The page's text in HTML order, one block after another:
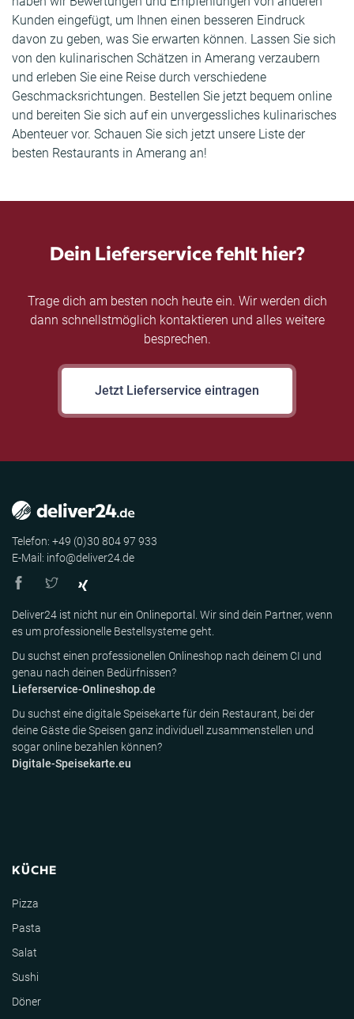
Kunden eingefügt, um Ihnen einen besseren Eindruck
davon zu geben, was Sie erwarten können. Lassen Sie sich
von den kulinarischen Schätzen in Amerang verzaubern
und erleben Sie eine Reise durch verschiedene
Geschmacksrichtungen. Bestellen Sie jetzt bequem online
und bereiten Sie sich auf ein unvergessliches kulinarisches
Abenteuer vor. Schauen Sie sich jetzt unsere Liste der
besten Restaurants in Amerang an!
Dein Lieferservice fehlt hier?
Trage dich am besten noch heute ein. Wir werden dich
dann schnellstmöglich kontaktieren und alles weitere
besprechen.
Jetzt Lieferservice eintragen
Telefon: +49 (0)30 804 97 933
E-Mail: info@deliver24.de
Deliver24 ist nicht nur ein Onlineportal. Wir sind dein Partner, wenn
es um professionelle Bestellsysteme geht.
Du suchst einen professionellen Onlineshop nach deinem CI und
genau nach deinen Bedürfnissen?
Lieferservice-Onlineshop.de
Du suchst eine digitale Speisekarte für dein Restaurant, bei der
deine Gäste die Speisen ganz individuell zusammenstellen und
sogar online bezahlen können?
Digitale-Speisekarte.eu
KÜCHE
Pizza
Pasta
Salat
Sushi
Döner